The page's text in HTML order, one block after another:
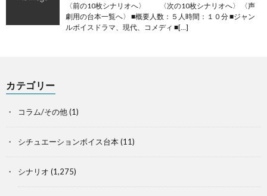
〈前の10枚シナリオへ〉 〈次の10枚シナリオへ〉 〈声
劇用の台本一覧へ〉 ■概要人数：５人時間：１０分 ■ジャン
ルボイスドラマ、現代、コメディ ■[…]
カテゴリー
コラム/その他(1)
シチュエーションボイス台本(11)
シナリオ (1,275)